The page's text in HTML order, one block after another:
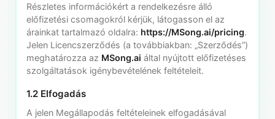
Részletes információkért a rendelkezésre álló
előfizetési csomagokról kérjük, látogasson el az
árainkat tartalmazó oldalra: https://MSong.ai/pricing.
Jelen Licencszerződés (a továbbiakban: „Szerződés”)
meghatározza az MSong.ai által nyújtott előfizetéses
szolgáltatások igénybevételének feltételeit.
1.2 Elfogadás
A jelen Megállapodás feltételeinek elfogadásával